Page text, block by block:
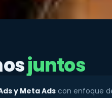
juntos
y Meta Ads con enfoque